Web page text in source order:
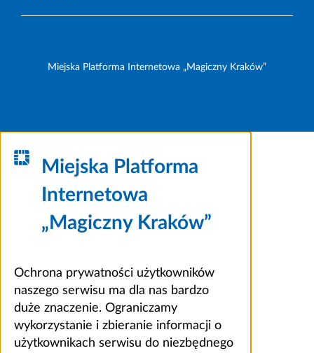
Miejska Platforma Internetowa „Magiczny Kraków”
Miejska Platforma
Internetowa
„Magiczny Kraków”
Ochrona prywatności użytkowników
naszego serwisu ma dla nas bardzo
duże znaczenie. Ograniczamy
wykorzystanie i zbieranie informacji o
użytkownikach serwisu do niezbędnego